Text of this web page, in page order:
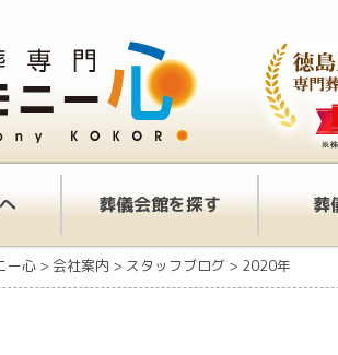
葬儀会館を探す 葬
ー心> 会社案内 > スタッフブログ> 2020年